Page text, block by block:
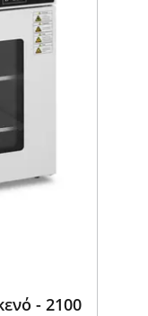
- 2100